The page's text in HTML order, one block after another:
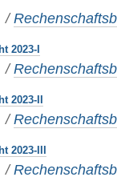
/
2023-I
/
2023-II
/
2023-III
/